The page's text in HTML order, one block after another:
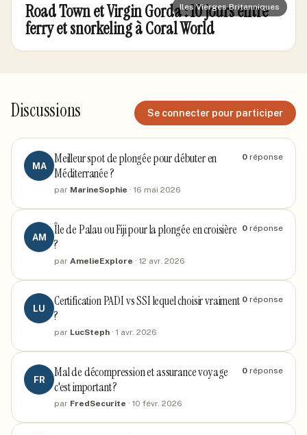
Iles Vierges Britanniques
Road Town et Virgin Gorda : 10 jours entre
ferry et snorkeling à Coral World
Discussions Se connecter pour participer
MA
Meilleur spot de plongée pour débuter en
Méditerranée ?
par MarineSophie · 16 mai 2026
0 réponse
AM
Île de Palau ou Fiji pour la plongée en croisière
?
par AmelieExplore · 12 avr. 2026
0 réponse
LU
Certification PADI vs SSI lequel choisir vraiment
?
par LucSteph · 1 avr. 2026
0 réponse
FR
Mal de décompression et assurance voyage
c'est important ?
par FredSecurite · 10 févr. 2026
0 réponse